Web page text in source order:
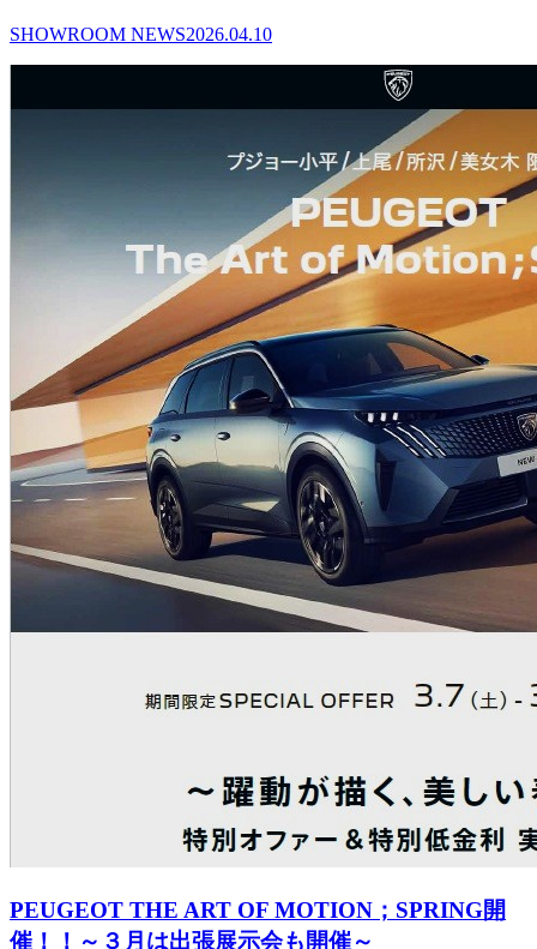
SHOWROOM NEWS2026.04.10
PEUGEOT THE ART OF MOTION；SPRING開
催！！～３月は出張展示会も開催～